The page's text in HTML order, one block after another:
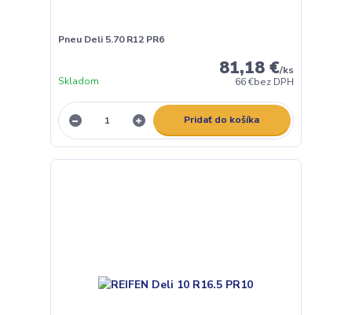
Pneu Deli 5.70 R12 PR6
81,18 €/ks
66 €bez DPH
Skladom
Pridať do košíka